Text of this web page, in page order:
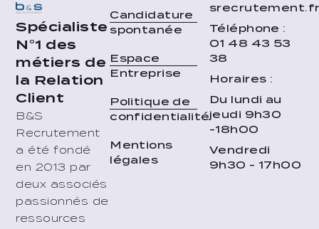
Spécialiste
N°1 des
métiers de
la Relation
Client
B&S
Recrutement
a été fondé
en 2013 par
deux associés
passionnés de
ressources
Candidature
spontanée
Espace
Entreprise
Politique de
confidentialité
Mentions
légales
Téléphone :
01 48 43 53
38
Horaires :
Du lundi au
jeudi 9h30
-18h00
Vendredi
9h30 - 17h00